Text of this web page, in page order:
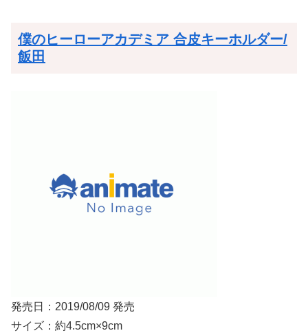
僕のヒーローアカデミア 合皮キーホルダー/
飯田
発売日：2019/08/09 発売
サイズ：約4.5cm×9cm